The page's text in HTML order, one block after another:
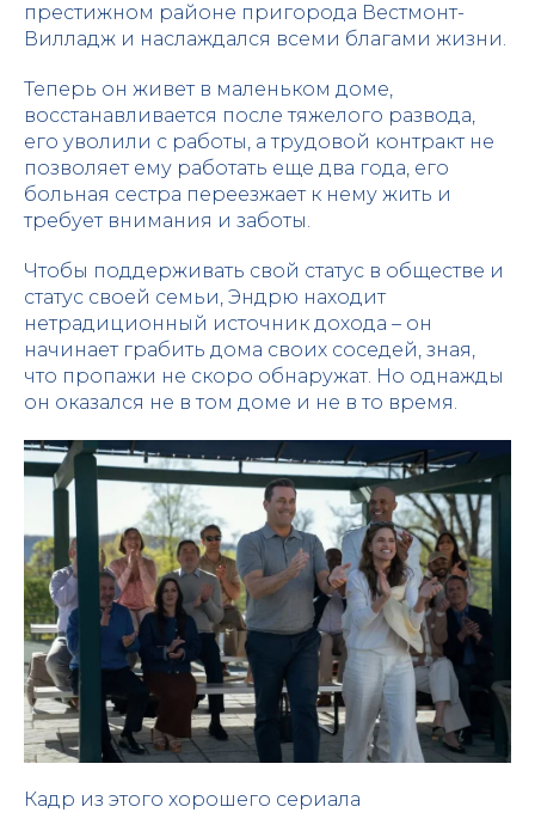
престижном районе пригорода Вестмонт-
Вилладж и наслаждался всеми благами жизни.
Теперь он живет в маленьком доме,
восстанавливается после тяжелого развода,
его уволили с работы, а трудовой контракт не
позволяет ему работать еще два года, его
больная сестра переезжает к нему жить и
требует внимания и заботы.
Чтобы поддерживать свой статус в обществе и
статус своей семьи, Эндрю находит
нетрадиционный источник дохода – он
начинает грабить дома своих соседей, зная,
что пропажи не скоро обнаружат. Но однажды
он оказался не в том доме и не в то время.
Кадр из этого хорошего сериала